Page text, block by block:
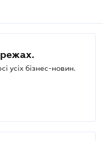
усіх бізнес-новин.